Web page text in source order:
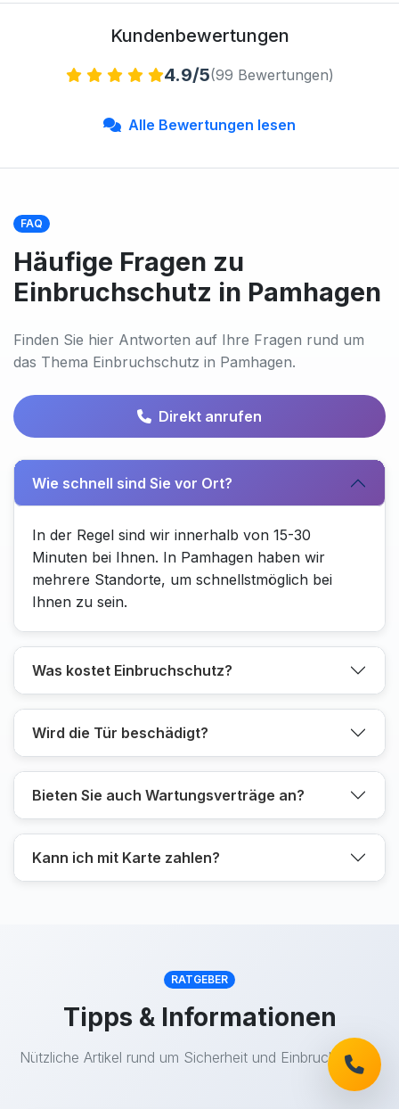
Kundenbewertungen
4.9/5(99 Bewertungen)
Alle Bewertungen lesen
FAQ
Häufige Fragen zu
Einbruchschutz in Pamhagen
Finden Sie hier Antworten auf Ihre Fragen rund um
das Thema Einbruchschutz in Pamhagen.
Direkt anrufen
Wie schnell sind Sie vor Ort?
In der Regel sind wir innerhalb von 15-30
Minuten bei Ihnen. In Pamhagen haben wir
mehrere Standorte, um schnellstmöglich bei
Ihnen zu sein.
Was kostet Einbruchschutz?
Wird die Tür beschädigt?
Bieten Sie auch Wartungsverträge an?
Kann ich mit Karte zahlen?
RATGEBER
Tipps & Informationen
Nützliche Artikel rund um Sicherheit und Einbruchschutz